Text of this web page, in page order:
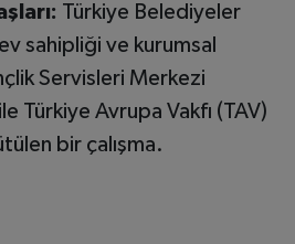
Türkiye Belediyeler
sahipliği ve kurumsal
Servisleri Merkezi
Türkiye Avrupa Vakfı (TAV)
bir çalışma.